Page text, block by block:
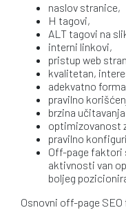
naslov stranice,
H tagovi,
ALT tagovi na
interni linkovi,
pristup web
kvalitetan,
adekvatno
pravilno
brzina
optimizovanost
pravilno
Off-page faktori
aktivnosti van
boljeg
Osnovni off-page